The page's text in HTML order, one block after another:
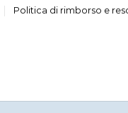
Politica di rimborso e